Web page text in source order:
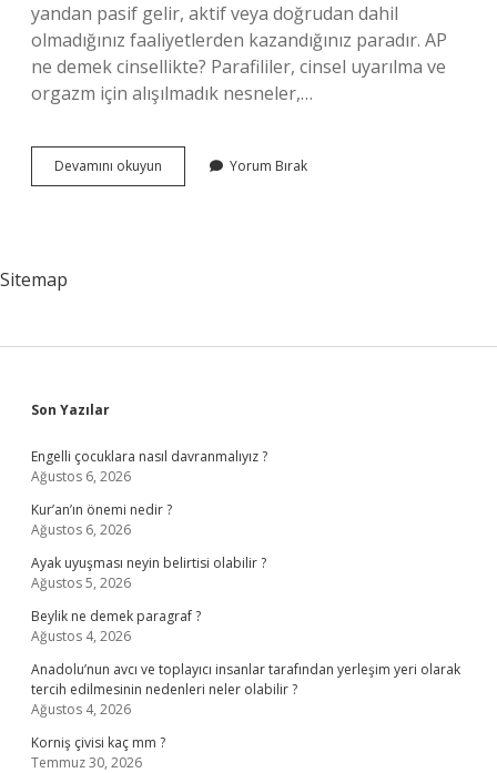
yandan pasif gelir, aktif veya doğrudan dahil
olmadığınız faaliyetlerden kazandığınız paradır. AP
ne demek cinsellikte? Parafililer, cinsel uyarılma ve
orgazm için alışılmadık nesneler,…
Devamını okuyun
Pasif
Yorum Bırak
Sitemap
Sidebar
Son Yazılar
Engelli çocuklara nasıl davranmalıyız ?
Ağustos 6, 2026
Kur’an’ın önemi nedir ?
Ağustos 6, 2026
Ayak uyuşması neyin belirtisi olabilir ?
Ağustos 5, 2026
Beylik ne demek paragraf ?
Ağustos 4, 2026
Anadolu’nun avcı ve toplayıcı insanlar tarafından yerleşim yeri olarak
tercih edilmesinin nedenleri neler olabilir ?
Ağustos 4, 2026
Korniş çivisi kaç mm ?
Temmuz 30, 2026